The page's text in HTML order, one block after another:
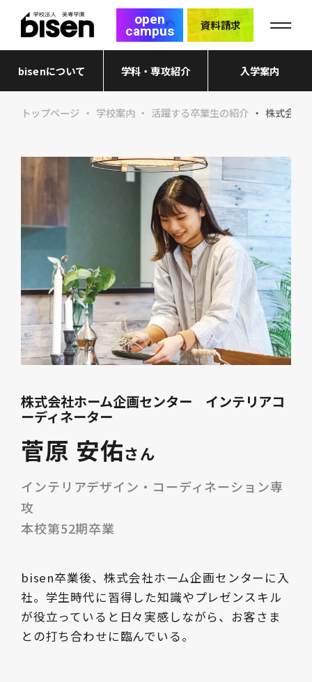
open
campus 資料請求
bisenについて 学科・専攻紹介 入学案内
トップページ 学校案内 活躍する卒業生の紹介 株式会社
株式会社ホーム企画センター インテリアコ
ーディネーター
菅原 安佑さん
インテリアデザイン・コーディネーション専
攻
本校第52期卒業
bisen卒業後、株式会社ホーム企画センターに入
社。学生時代に習得した知識やプレゼンスキル
が役立っていると日々実感しながら、お客さま
との打ち合わせに臨んでいる。